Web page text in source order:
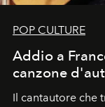
POP CULTURE
Addio a
canzone
Il cantautore che